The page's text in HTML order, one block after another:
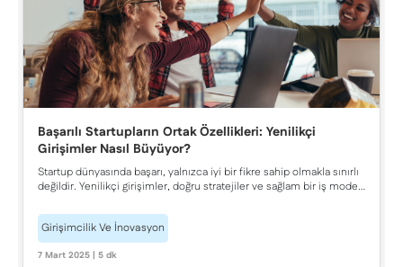
Başarılı Startupların Ortak Özellikleri: Yenilikçi
Girişimler Nasıl Büyüyor?
Startup dünyasında başarı, yalnızca iyi bir fikre sahip olmakla sınırlı
değildir. Yenilikçi girişimler, doğru stratejiler ve sağlam bir iş modeli
Girişimcilik Ve İnovasyon
7 Mart 2025 | 5 dk